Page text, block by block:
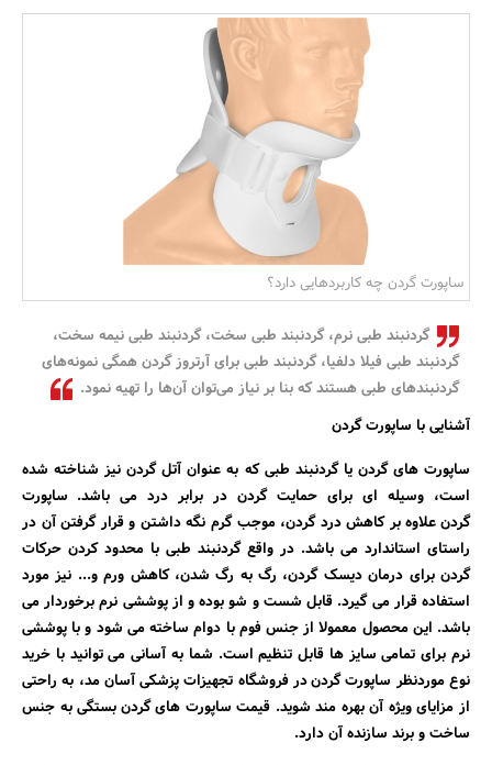
ساپورت گردن چه کاربردهایی دارد؟
گردنبند طبی نرم، گردنبند طبی سخت، گردنبند طبی نیمه سخت،
گردنبند طبی فیلا دلفیا، گردنبند طبی برای آرتروز گردن همگی نمونه‌های
گردنبند‌های طبی هستند که بنا بر نیاز می‌توان آن‌ها را تهیه نمود.
آشنایی با ساپورت گردن
ساپورت های گردن یا گردنبند طبی که به عنوان آتل گردن نیز شناخته شده
است، وسیله ای برای حمایت گردن در برابر درد می باشد. ساپورت
گردن علاوه بر کاهش درد گردن، موجب گرم نگه داشتن و قرار گرفتن آن در
راستای استاندارد می باشد. در واقع گردنبند طبی با محدود کردن حرکات
گردن برای درمان دیسک گردن، رگ به رگ شدن، کاهش ورم و... نیز مورد
استفاده قرار می گیرد. قابل شست و شو بوده و از پوششی نرم برخوردار می
باشد. این محصول معمولا از جنس فوم با دوام ساخته می شود و با پوششی
نرم برای تمامی سایز ها قابل تنظیم است. شما به آسانی می توانید با خرید
نوع موردنظر ساپورت گردن در فروشگاه تجهیزات پزشکی آسان مد، به راحتی
از مزایای ویژه آن بهره مند شوید. قیمت ساپورت های گردن بستگی به جنس
ساخت و برند سازنده آن دارد.